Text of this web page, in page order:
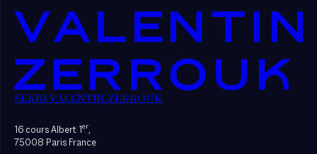
SEKRI VALENTIN ZERROUK
16 cours Albert 1er,
75008 Paris France